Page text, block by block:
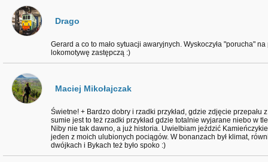
Drago
Gerard a co to mało sytuacji awaryjnych. Wyskoczyła "porucha"
lokomotywę zastępczą :)
Maciej Mikołajczak
Świetne! + Bardzo dobry i rzadki przykład, gdzie zdjęcie przepału
sumie jest to też rzadki przykład gdzie totalnie wyjarane niebo w
Niby nie tak dawno, a już historia. Uwielbiam jeździć
jeden z moich ulubionych pociągów. W bonanzach był klimat,
dwójkach i Bykach też było spoko :)